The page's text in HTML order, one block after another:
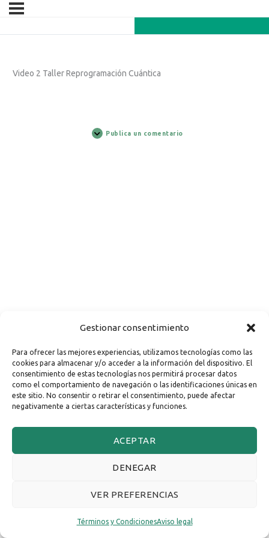
Gestionar consentimiento
Para ofrecer las mejores experiencias, utilizamos tecnologías como las
cookies para almacenar y/o acceder a la información del dispositivo. El
consentimiento de estas tecnologías nos permitirá procesar datos
como el comportamiento de navegación o las identificaciones únicas en
este sitio. No consentir o retirar el consentimiento, puede afectar
negativamente a ciertas características y funciones.
ACEPTAR
DENEGAR
VER PREFERENCIAS
Términos y CondicionesAviso legal
Video 2 Taller Reprogramación Cuántica
Publica un comentario